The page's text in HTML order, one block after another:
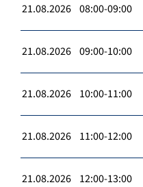
21.08.2026 08:00-09:00
21.08.2026 09:00-10:00
21.08.2026 10:00-11:00
21.08.2026 11:00-12:00
21.08.2026 12:00-13:00